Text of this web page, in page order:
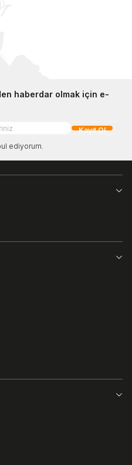
haberdar olmak için e-
Kayıt Ol
ediyorum.